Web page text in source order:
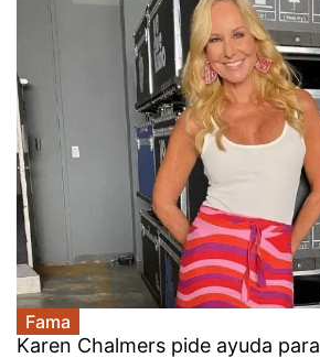
Fama
Karen Chalmers pide ayuda